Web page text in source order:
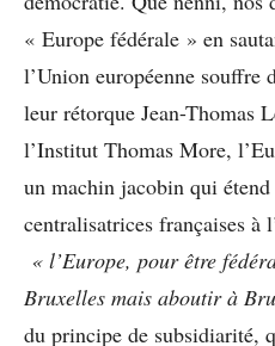
« Europe fédérale » en
l’Union européenne souffre
leur rétorque Jean-Thomas
l’Institut Thomas More,
un machin jacobin qui
centralisatrices françaises à
« l’Europe, pour être
Bruxelles mais aboutir à
du principe de subsidiarité,